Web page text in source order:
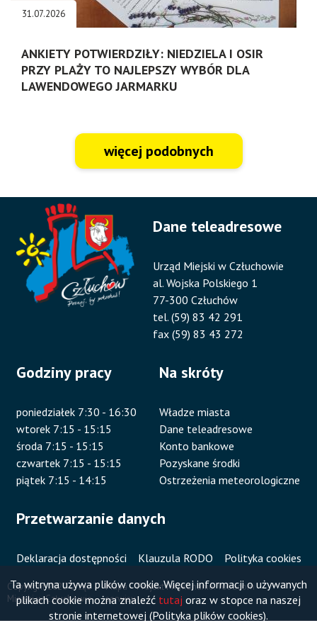
Ta witryna używa plików cookie. Więcej informacji o używanych
plikach cookie można znaleźć tutaj oraz w stopce na naszej
stronie internetowej (Polityka plików cookies).
31.07.2026
ANKIETY POTWIERDZIŁY: NIEDZIELA I OSIR
PRZY PLAŻY TO NAJLEPSZY WYBÓR DLA
LAWENDOWEGO JARMARKU
więcej podobnych
Dane teleadresowe
Urząd Miejski w Człuchowie
al. Wojska Polskiego 1
77-300 Człuchów
tel. (59) 83 42 291
fax (59) 83 43 272
Godziny pracy
poniedziałek 7:30 - 16:30
wtorek 7:15 - 15:15
środa 7:15 - 15:15
czwartek 7:15 - 15:15
piątek 7:15 - 14:15
Na skróty
Władze miasta
Dane teleadresowe
Konto bankowe
Pozyskane środki
Ostrzeżenia meteorologiczne
Przetwarzanie danych
Deklaracja dostępności Klauzula RODO Polityka cookies
Copyright 2020 Urząd
Miejski w Człuchowie
Stopka
Mapa
serwisu
Projekt i wykonanie:Vobacom